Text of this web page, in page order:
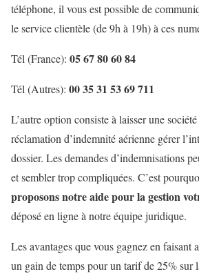
téléphone, il vous est possible de
le service clientèle (de 9h à 19h) à ces
Tél (France): 05 67 80 60 84
Tél (Autres): 00 35 31 53 69 711
L’autre option consiste à laisser une
réclamation d’indemnité aérienne gérer
dossier. Les demandes d’indemnisations
et sembler trop compliquées. C’est
proposons notre aide pour la gestion
déposé en ligne à notre équipe juridique.
Les avantages que vous gagnez en faisant
un gain de temps pour un tarif de 25% sur